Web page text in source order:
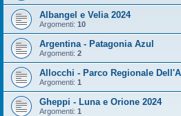
Albangel e Velia 2024
Argomenti: 10
Argentina - Patagonia Azul
Argomenti: 2
Allocchi - Parco Regionale
Argomenti: 1
Gheppi - Luna e Orione 2024
Argomenti: 1